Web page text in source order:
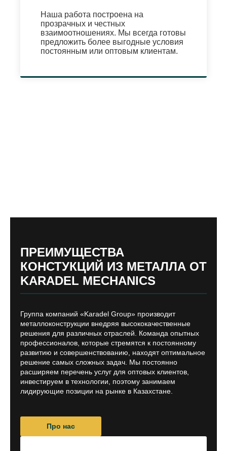
Наша работа построена на
прозрачных и честных
взаимоотношениях. Мы всегда готовы
предложить более выгодные условия
постоянным или оптовым клиентам.
ПРЕИМУЩЕСТВА
КОНСТУКЦИЙ ИЗ МЕТАЛЛА ОТ
KARADEL MECHANICS
Группа компаний «Karadel Group» производит
металлоконструкции внедряя высококачественные
решения для различных отраслей. Команда опытных
профессионалов, которые стремятся к постоянному
развитию и совершенствованию, находят оптимальное
решение самых сложных задач. Мы постоянно
расширяем перечень услуг для оптовых клиентов,
инвестируем в технологии, поэтому занимаем
лидирующие позиции на рынке в Казахстане.
Про нас